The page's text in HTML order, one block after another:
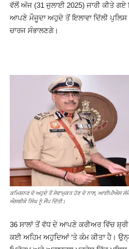
ਵੱਲੋਂ ਅੱਜ (31 ਜੁਲਾਈ 2025) ਜਾਰੀ ਕੀਤੇ
ਆਪਣੇ ਮੌਜੂਦਾ ਅਹੁਦੇ ਤੋਂ ਇਲਾਵਾ ਦਿੱਲੀ
ਚਾਰਜ ਸੰਭਾਲਣਗੇ।
ਕਮਿਸ਼ਨਰ ਦੇ ਅਹੁਦੇ ਤੋਂ ਸੇਵਾਮੁਕਤ ਹੋਣ ਦੇ ਨਾਲ, ਆਈਪੀਐਸ ਸੰਜੇ
ਐਸਬੀਕੇ ਸਿੰਘ ਨੂੰ ਸੌਂਪ ਦਿੱਤੀ।
36 ਸਾਲਾਂ ਤੋਂ ਵੱਧ ਦੇ ਆਪਣੇ ਕਰੀਅਰ ਵਿੱਚ ਸ਼੍ਰੀ
ਕਈ ਅਹਿਮ ਅਹੁਦਿਆਂ ‘ਤੇ ਕੰਮ ਕੀਤਾ ਹੈ।